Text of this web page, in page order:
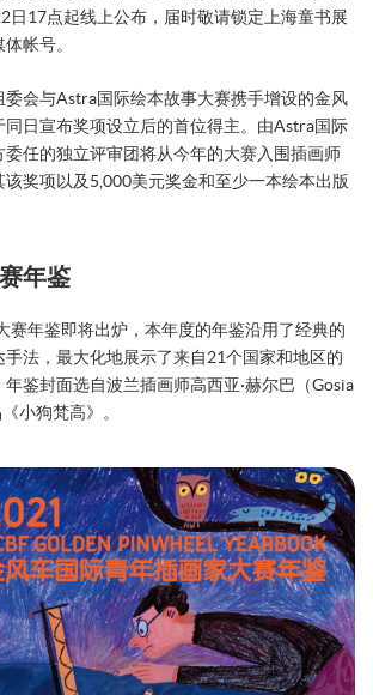
日17点起线上公布，届时敬请锁定上海童书展
帐号。
委会与Astra国际绘本故事大赛携手增设的金风
同日宣布奖项设立后的首位得主。由Astra国际
任的独立评审团将从今年的大赛入围插画师
奖项以及5,000美元奖金和至少一本绘本出版
年鉴
赛年鉴即将出炉，本年度的年鉴沿用了经典的
法，最大化地展示了来自21个国家和地区的
鉴封面选自波兰插画师高西亚·赫尔巴（Gosia
小狗梵高》。